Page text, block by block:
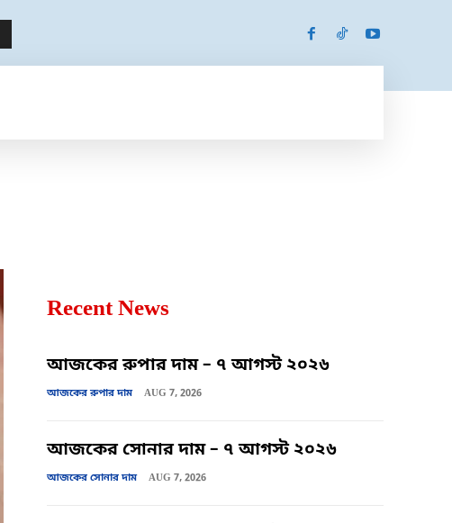
Recent News
আজকের রুপার দাম – ৭ আগস্ট ২০২৬
আজকের রুপার দাম AUG 7, 2026
আজকের সোনার দাম – ৭ আগস্ট ২০২৬
আজকের সোনার দাম AUG 7, 2026